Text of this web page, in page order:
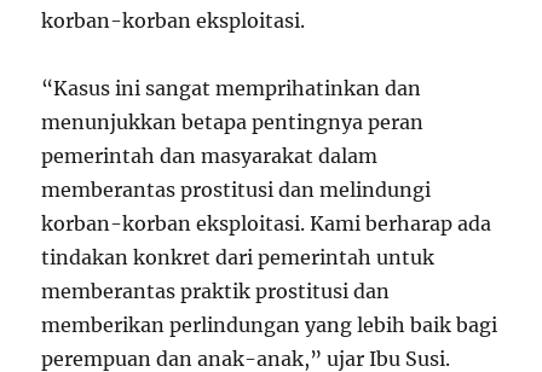
korban-korban eksploitasi.
“Kasus ini sangat memprihatinkan dan
menunjukkan betapa pentingnya peran
pemerintah dan masyarakat dalam
memberantas prostitusi dan melindungi
korban-korban eksploitasi. Kami berharap ada
tindakan konkret dari pemerintah untuk
memberantas praktik prostitusi dan
memberikan perlindungan yang lebih baik bagi
perempuan dan anak-anak,” ujar Ibu Susi.